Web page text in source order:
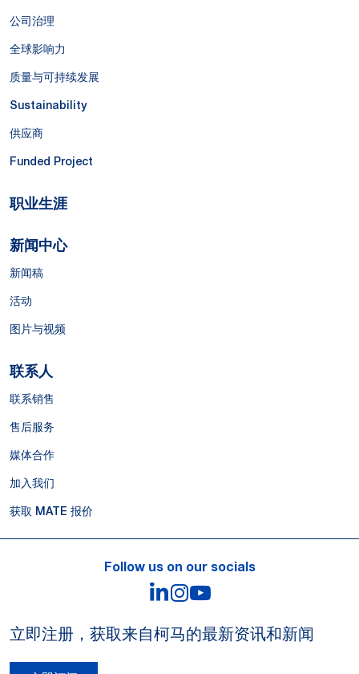
公司治理
全球影响力
质量与可持续发展
Sustainability
供应商
Funded Project
职业生涯
新闻中心
新闻稿
活动
图片与视频
联系人
联系销售
售后服务
媒体合作
加入我们
获取 MATE 报价
Follow us on our socials
LinkedIn
Instagram
立即注册，获取来自柯马的最新资讯和新闻